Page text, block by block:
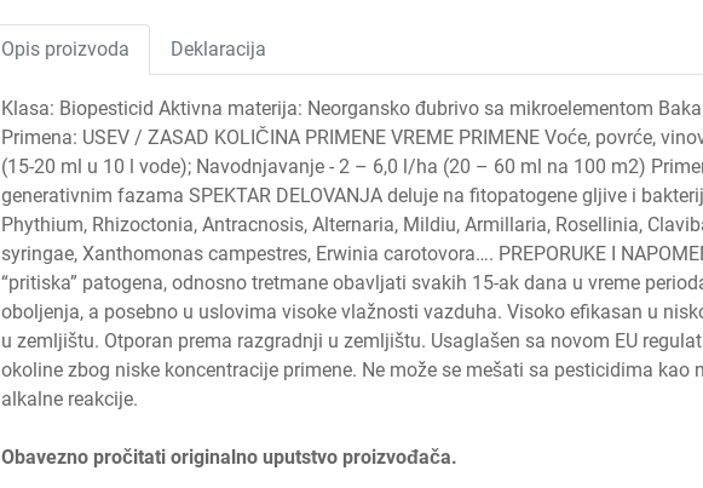
Opis proizvoda Deklaracija
Klasa: Biopesticid Aktivna materija: Neorgansko đubrivo sa mikroelementom
Primena: USEV / ZASAD KOLIČINA PRIMENE VREME PRIMENE Voće, povrće,
(15-20 ml u 10 l vode); Navodnjavanje - 2 – 6,0 l/ha (20 – 60 ml na 100 m2)
generativnim fazama SPEKTAR DELOVANJA deluje na fitopatogene gljive i
Phythium, Rhizoctonia, Antracnosis, Alternaria, Mildiu, Armillaria, Rosellinia,
syringae, Xanthomonas campestres, Erwinia carotovora…. PREPORUKE I
“pritiska” patogena, odnosno tretmane obavljati svakih 15-ak dana u vreme
oboljenja, a posebno u uslovima visoke vlažnosti vazduha. Visoko efikasan u
u zemljištu. Otporan prema razgradnji u zemljištu. Usaglašen sa novom EU
okoline zbog niske koncentracije primene. Ne može se mešati sa pesticidima
alkalne reakcije.
Obavezno pročitati originalno uputstvo proizvođača.